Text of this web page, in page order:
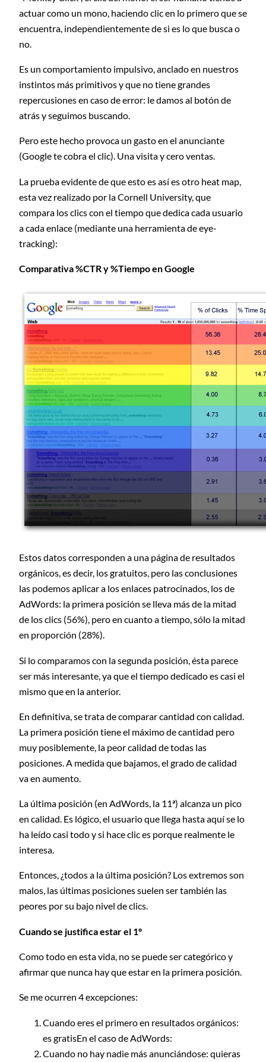
actuar como un mono, haciendo clic en lo primero que se
encuentra, independientemente de si es lo que busca o
no.
Es un comportamiento impulsivo, anclado en nuestros
instintos más primitivos y que no tiene grandes
repercusiones en caso de error: le damos al botón de
atrás y seguimos buscando.
Pero este hecho provoca un gasto en el anunciante
(Google te cobra el clic). Una visita y cero ventas.
La prueba evidente de que esto es así es otro heat map,
esta vez realizado por la Cornell University, que
compara los clics con el tiempo que dedica cada usuario
a cada enlace (mediante una herramienta de eye-
tracking):
Comparativa %CTR y %Tiempo en Google
Estos datos corresponden a una página de resultados
orgánicos, es decir, los gratuitos, pero las conclusiones
las podemos aplicar a los enlaces patrocinados, los de
AdWords: la primera posición se lleva más de la mitad
de los clics (56%), pero en cuanto a tiempo, sólo la mitad
en proporción (28%).
Si lo comparamos con la segunda posición, ésta parece
ser más interesante, ya que el tiempo dedicado es casi el
mismo que en la anterior.
En definitiva, se trata de comparar cantidad con calidad.
La primera posición tiene el máximo de cantidad pero
muy posiblemente, la peor calidad de todas las
posiciones. A medida que bajamos, el grado de calidad
va en aumento.
La última posición (en AdWords, la 11ª) alcanza un pico
en calidad. Es lógico, el usuario que llega hasta aquí se lo
ha leído casi todo y si hace clic es porque realmente le
interesa.
Entonces, ¿todos a la última posición? Los extremos son
malos, las últimas posiciones suelen ser también las
peores por su bajo nivel de clics.
Cuando se justifica estar el 1º
Como todo en esta vida, no se puede ser categórico y
afirmar que nunca hay que estar en la primera posición.
Se me ocurren 4 excepciones:
Cuando eres el primero en resultados orgánicos:
es gratisEn el caso de AdWords:
Cuando no hay nadie más anunciándose: quieras